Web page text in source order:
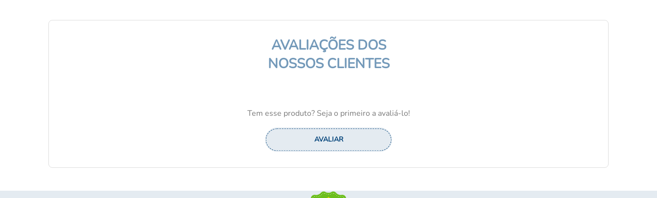
AVALIAÇÕES DOS
NOSSOS CLIENTES
Tem esse produto? Seja o primeiro a avaliá-lo!